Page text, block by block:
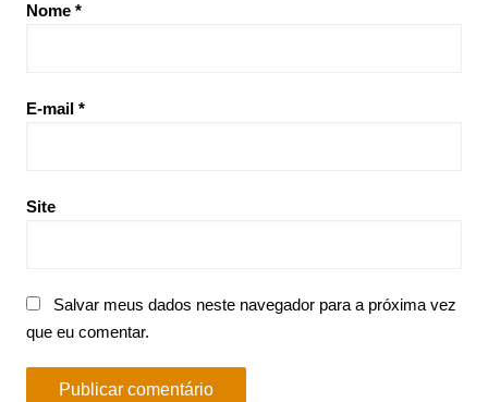
Nome *
E-mail *
Site
Salvar meus dados neste navegador para a próxima vez
que eu comentar.